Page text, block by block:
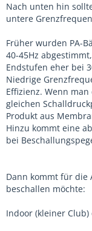
Nach unten hin
untere
Früher wurden PA-
40-45Hz
Endstufen eher bei
Niedrige
Effizienz. Wenn
gleichen
Produkt aus
Hinzu kommt eine
bei
Dann kommt für die
beschallen möchte:
Indoor (kleiner